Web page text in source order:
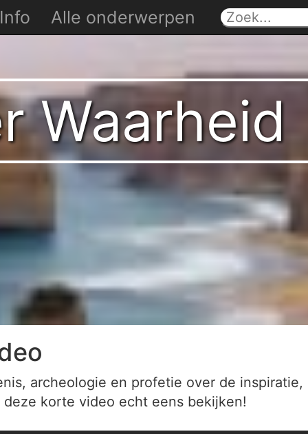
Waarheid
archeologie en profetie over de
korte video echt eens bekijken!
Info Alle onderwerpen